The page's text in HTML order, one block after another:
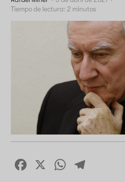
Tiempo de lectura: 2 minutos
Facebook
X WhatsApp